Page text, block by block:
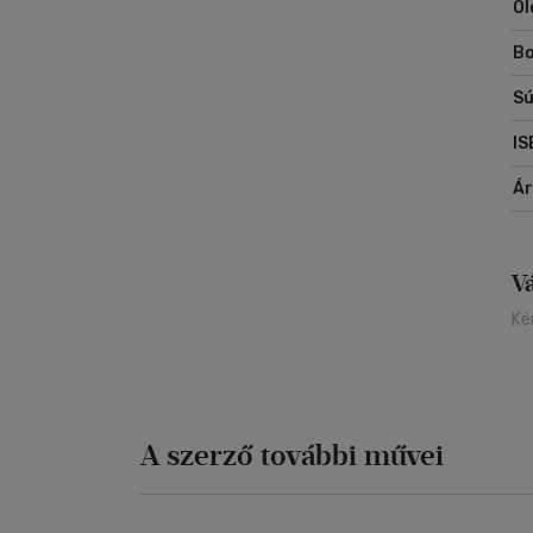
A szerző további művei